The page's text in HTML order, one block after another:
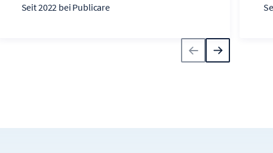
Seit 2022 bei Publicare